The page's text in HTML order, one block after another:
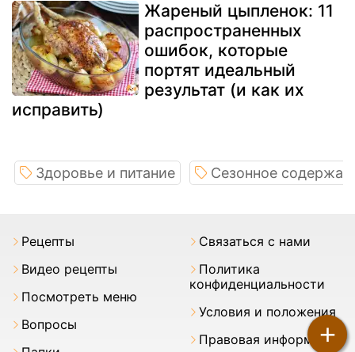
Жареный цыпленок: 11
распространенных
ошибок, которые
портят идеальный
результат (и как их
исправить)
+
Здоровье и питание Сезонное
Pецепты
Видео рецепты
Посмотреть меню
Вопросы
Связаться с нами
Политика
конфиденциальности
Условия и положения
Правовая информация